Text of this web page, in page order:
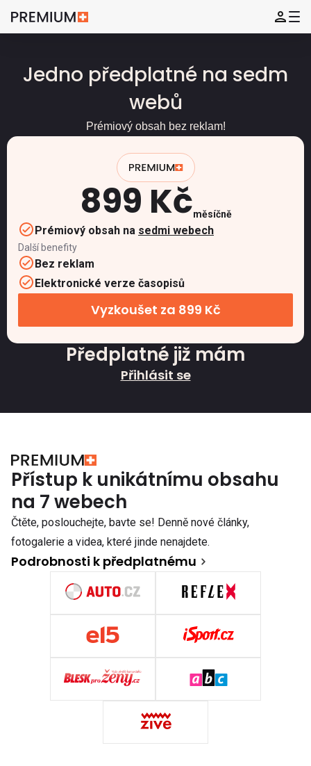
Jedno předplatné na sedm
webů
Prémiový obsah bez reklam!
899 Kčměsíčně
Prémiový obsah na sedmi webech
Další benefity
Bez reklam
Elektronické verze časopisů
Vyzkoušet za 899 Kč
Předplatné již mám
Přihlásit se
Přístup k unikátnímu obsahu
na 7 webech
Čtěte, poslouchejte, bavte se! Denně nové články,
fotogalerie a videa, které jinde nenajdete.
Podrobnosti k předplatnému